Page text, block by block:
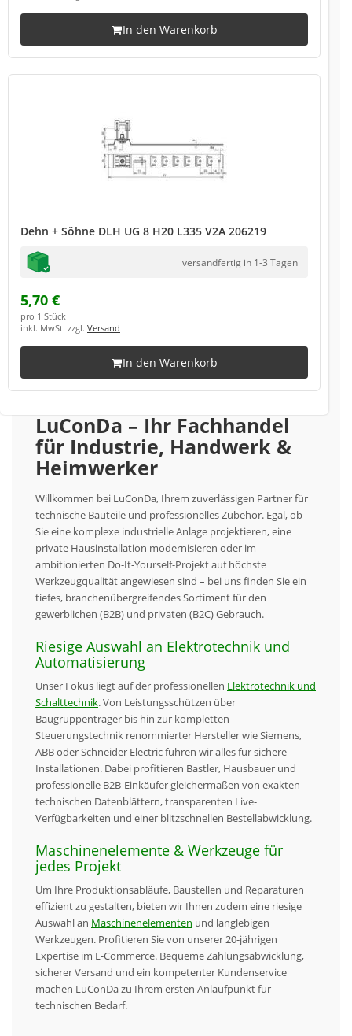
In den Warenkorb
Dehn + Söhne DLH UG 8 H20 L335 V2A 206219
versandfertig in 1-3 Tagen
5,70 €
pro 1 Stück
inkl. MwSt. zzgl. Versand
In den Warenkorb
LuConDa – Ihr Fachhandel
für Industrie, Handwerk &
Heimwerker
Willkommen bei LuConDa, Ihrem zuverlässigen Partner für
technische Bauteile und professionelles Zubehör. Egal, ob
Sie eine komplexe industrielle Anlage projektieren, eine
private Hausinstallation modernisieren oder im
ambitionierten Do-It-Yourself-Projekt auf höchste
Werkzeugqualität angewiesen sind – bei uns finden Sie ein
tiefes, branchenübergreifendes Sortiment für den
gewerblichen (B2B) und privaten (B2C) Gebrauch.
Riesige Auswahl an Elektrotechnik und
Automatisierung
Unser Fokus liegt auf der professionellen Elektrotechnik und
Schalttechnik. Von Leistungsschützen über
Baugruppenträger bis hin zur kompletten
Steuerungstechnik renommierter Hersteller wie Siemens,
ABB oder Schneider Electric führen wir alles für sichere
Installationen. Dabei profitieren Bastler, Hausbauer und
professionelle B2B-Einkäufer gleichermaßen von exakten
technischen Datenblättern, transparenten Live-
Verfügbarkeiten und einer blitzschnellen Bestellabwicklung.
Maschinenelemente & Werkzeuge für
jedes Projekt
Um Ihre Produktionsabläufe, Baustellen und Reparaturen
effizient zu gestalten, bieten wir Ihnen zudem eine riesige
Auswahl an Maschinenelementen und langlebigen
Werkzeugen. Profitieren Sie von unserer 20-jährigen
Expertise im E-Commerce. Bequeme Zahlungsabwicklung,
sicherer Versand und ein kompetenter Kundenservice
machen LuConDa zu Ihrem ersten Anlaufpunkt für
technischen Bedarf.